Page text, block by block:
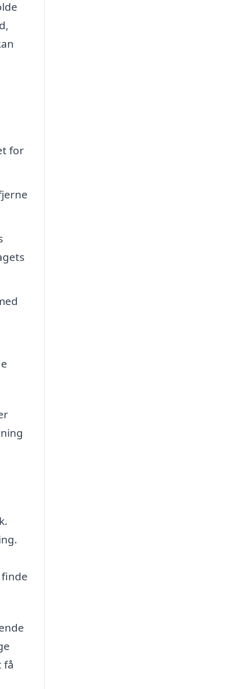
for
få